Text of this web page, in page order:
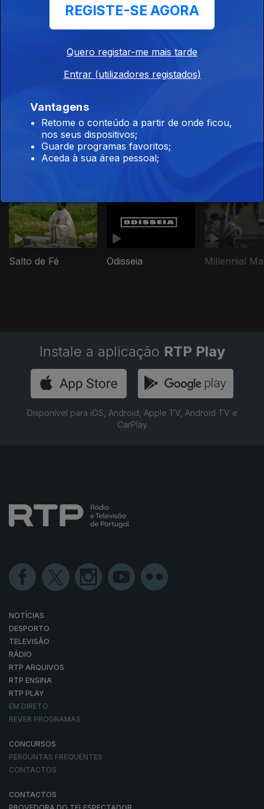
Ep. 8
Este conteúdo faz parte de Séries
Salto de Fé Odisseia Millennial
Instale a aplicação RTP Play
Disponível para iOS, Android, Apple TV, Android TV e
CarPlay
NOTÍCIAS
DESPORTO
TELEVISÃO
RÁDIO
RTP ARQUIVOS
RTP ENSINA
RTP PLAY
EM DIRETO
REVER PROGRAMAS
CONCURSOS
PERGUNTAS FREQUENTES
CONTACTOS
CONTACTOS
REGISTE-SE AGORA
Quero registar-me mais tarde
Entrar (utilizadores registados)
Vantagens
Retome o conteúdo a partir de onde ficou,
nos seus dispositivos;
Guarde programas favoritos;
Aceda à sua área pessoal;